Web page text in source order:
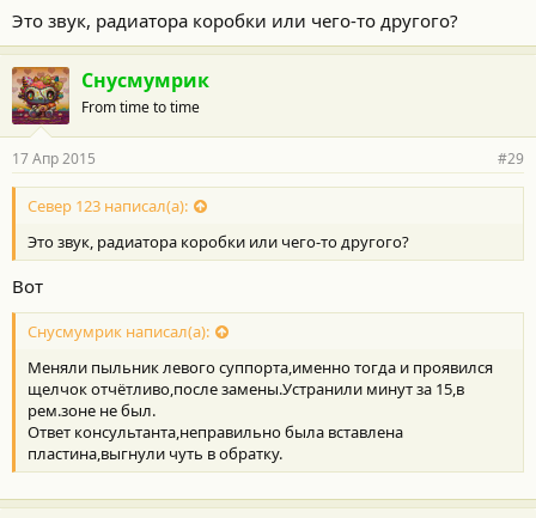
Это звук, радиатора коробки или чего-то другого?
Снусмумрик
From time to time
17 Апр 2015 #29
Север 123 написал(а):
Это звук, радиатора коробки или чего-то другого?
Вот
Снусмумрик написал(а):
Меняли пыльник левого суппорта,именно тогда и проявился
щелчок отчётливо,после замены.Устранили минут за 15,в
рем.зоне не был.
Ответ консультанта,неправильно была вставлена
пластина,выгнули чуть в обратку.